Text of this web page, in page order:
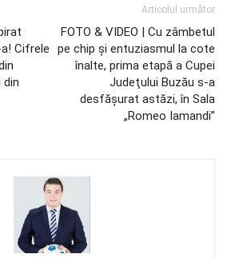
Cifrele
din
Articolul următor
FOTO & VIDEO | Cu zâmbetul
pe chip şi entuziasmul la cote
înalte, prima etapă a Cupei
Judeţului Buzău s-a
desfăşurat astăzi, în Sala
„Romeo Iamandi”